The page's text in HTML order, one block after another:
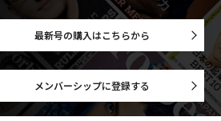
最新号の購入はこちらから
メンバーシップに登録する